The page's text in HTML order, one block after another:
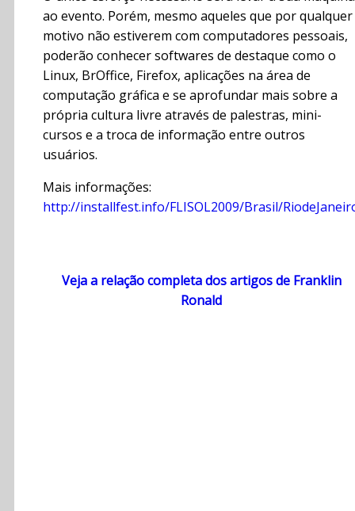
ao evento. Porém, mesmo aqueles que por qualquer
motivo não estiverem com computadores pessoais,
poderão conhecer softwares de destaque como o
Linux, BrOffice, Firefox, aplicações na área de
computação gráfica e se aprofundar mais sobre a
própria cultura livre através de palestras, mini-
cursos e a troca de informação entre outros
usuários.
Mais informações:
http://installfest.info/FLISOL2009/Brasil/
Veja a relação completa dos artigos de Franklin
Ronald